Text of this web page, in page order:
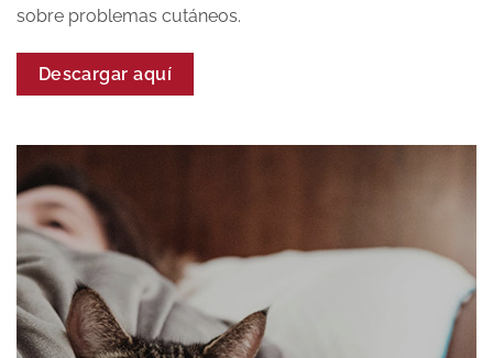
sobre problemas cutáneos.
Descargar aquí